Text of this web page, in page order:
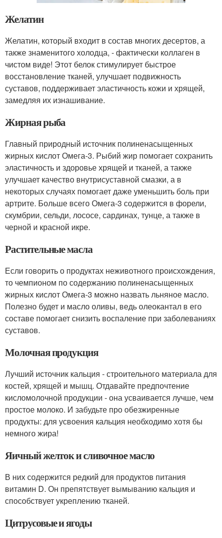
Желатин
Желатин, который входит в состав многих десертов, а
также знаменитого холодца, - фактически коллаген в
чистом виде! Этот белок стимулирует быстрое
восстановление тканей, улучшает подвижность
суставов, поддерживает эластичность кожи и хрящей,
замедляя их изнашивание.
Жирная рыба
Главный природный источник полиненасыщенных
жирных кислот Омега-3. Рыбий жир помогает сохранить
эластичность и здоровье хрящей и тканей, а также
улучшает качество внутрисуставной смазки, а в
некоторых случаях помогает даже уменьшить боль при
артрите. Больше всего Омега-3 содержится в форели,
скумбрии, сельди, лососе, сардинах, тунце, а также в
черной и красной икре.
Растительные масла
Если говорить о продуктах неживотного происхождения,
то чемпионом по содержанию полиненасыщенных
жирных кислот Омега-3 можно назвать льняное масло.
Полезно будет и масло оливы, ведь олеокантал в его
составе помогает снизить воспаление при заболеваниях
суставов.
Молочная продукция
Лучший источник кальция - строительного материала для
костей, хрящей и мышц. Отдавайте предпочтение
кисломолочной продукции - она усваивается лучше, чем
простое молоко. И забудьте про обезжиренные
продукты: для усвоения кальция необходимо хотя бы
немного жира!
Яичный желток и сливочное масло
В них содержится редкий для продуктов питания
витамин D. Он препятствует вымыванию кальция и
способствует укреплению тканей.
Цитрусовые и ягоды